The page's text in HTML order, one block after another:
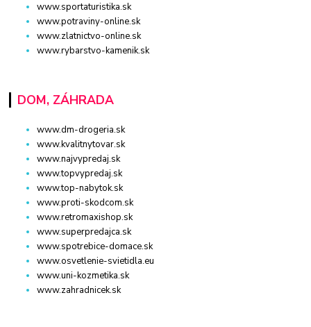
www.sportaturistika.sk
www.potraviny-online.sk
www.zlatnictvo-online.sk
www.rybarstvo-kamenik.sk
DOM, ZÁHRADA
www.dm-drogeria.sk
www.kvalitnytovar.sk
www.najvypredaj.sk
www.topvypredaj.sk
www.top-nabytok.sk
www.proti-skodcom.sk
www.retromaxishop.sk
www.superpredajca.sk
www.spotrebice-domace.sk
www.osvetlenie-svietidla.eu
www.uni-kozmetika.sk
www.zahradnicek.sk